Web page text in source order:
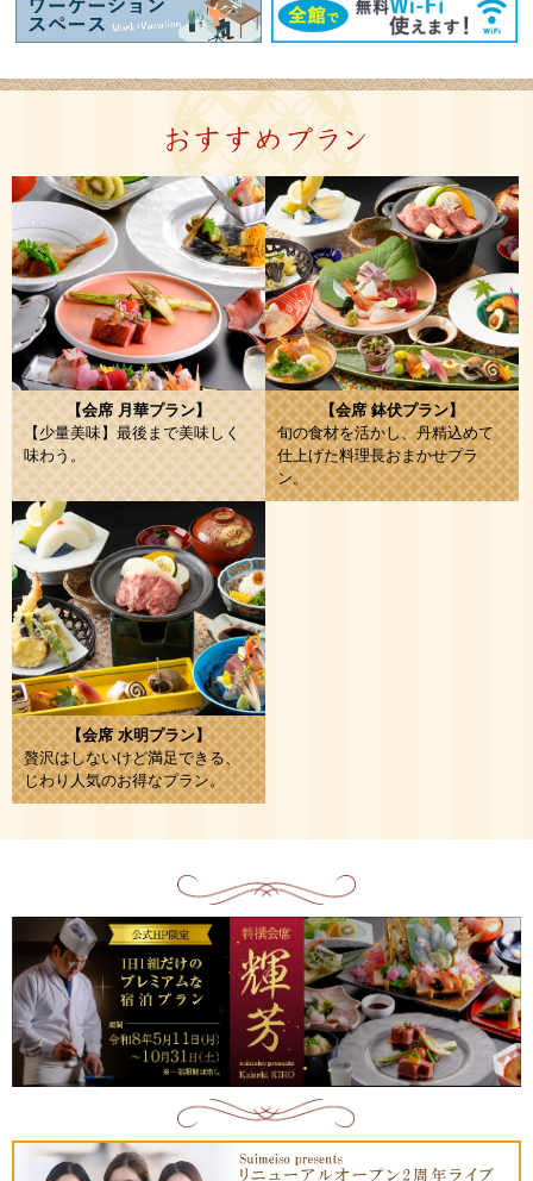
【会席 月華プラン】
【少量美味】最後まで美味しく
味わう。
【会席 鉢伏プラン】
旬の食材を活かし、丹精込めて
仕上げた料理長おまかせプラ
ン。
【会席 水明プラン】
贅沢はしないけど満足できる、
じわり人気のお得なプラン。